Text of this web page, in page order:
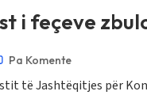
i feçeve
Pa Komente
të Jashtëqitjes për